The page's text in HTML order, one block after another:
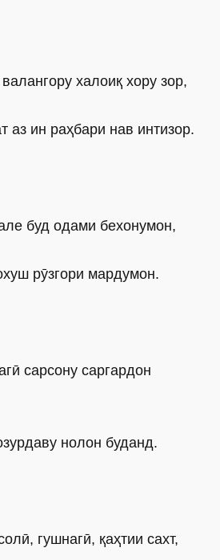
халоиқ хору зор,
аз ин раҳбари нав интизор.
буд одами бехонумон,
рӯзгори мардумон.
сарсону саргардон
нолон буданд.
гушнагӣ, қаҳтии сахт,